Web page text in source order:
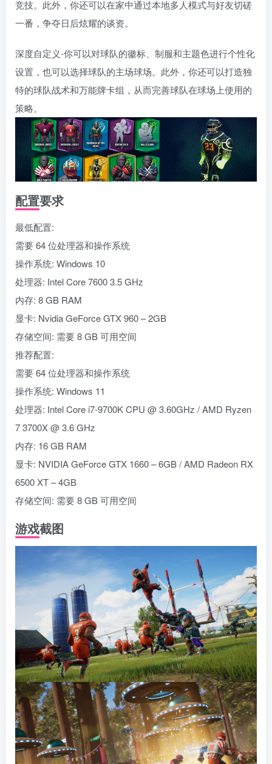
竞技。此外，你还可以在家中通过本地多人模式与好友切磋
一番，争夺日后炫耀的谈资。
深度自定义-你可以对球队的徽标、制服和主题色进行个性化
设置，也可以选择球队的主场球场。此外，你还可以打造独
特的球队战术和万能牌卡组，从而完善球队在球场上使用的
策略。
配置要求
最低配置:
需要 64 位处理器和操作系统
操作系统: Windows 10
处理器: Intel Core 7600 3.5 GHz
内存: 8 GB RAM
显卡: Nvidia GeForce GTX 960 – 2GB
存储空间: 需要 8 GB 可用空间
推荐配置:
需要 64 位处理器和操作系统
操作系统: Windows 11
处理器: Intel Core i7-9700K CPU @ 3.60GHz / AMD Ryzen
7 3700X @ 3.6 GHz
内存: 16 GB RAM
显卡: NVIDIA GeForce GTX 1660 – 6GB / AMD Radeon RX
6500 XT – 4GB
存储空间: 需要 8 GB 可用空间
游戏截图